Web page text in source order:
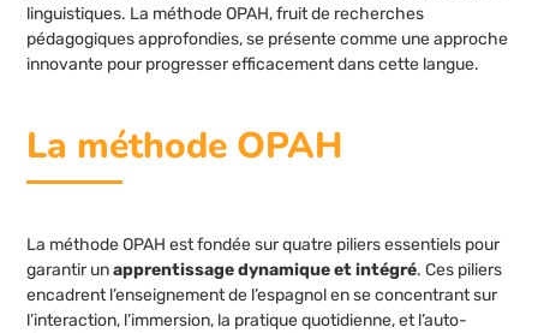
linguistiques. La méthode OPAH, fruit de recherches
pédagogiques approfondies, se présente comme une approche
innovante pour progresser efficacement dans cette langue.
La méthode OPAH
La méthode OPAH est fondée sur quatre piliers essentiels pour
garantir unapprentissage dynamique et intégré. Ces piliers
encadrent l’enseignement de l’espagnol en se concentrant sur
l’interaction, l’immersion, la pratique quotidienne, et l’auto-